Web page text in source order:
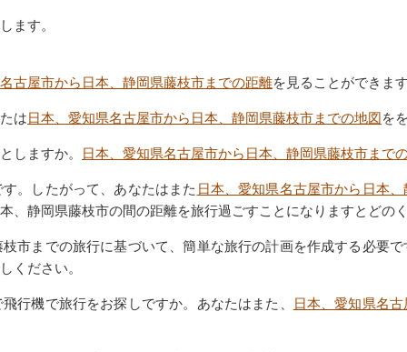
ます。
古屋市から日本、静岡県藤枝市までの距離を見ることができま
は日本、愛知県名古屋市から日本、静岡県藤枝市までの地図を
しますか。 日本、愛知県名古屋市から日本、静岡県藤枝市まで
。したがって、あなたはまた 日本、愛知県名古屋市から日本
、静岡県藤枝市の間の距離を旅行過ごすことになりますとどの
市までの旅行に基づいて、簡単な旅行の計画を作成する必要で
ください。
行機で旅行をお探しですか。あなたはまた、 日本、愛知県名